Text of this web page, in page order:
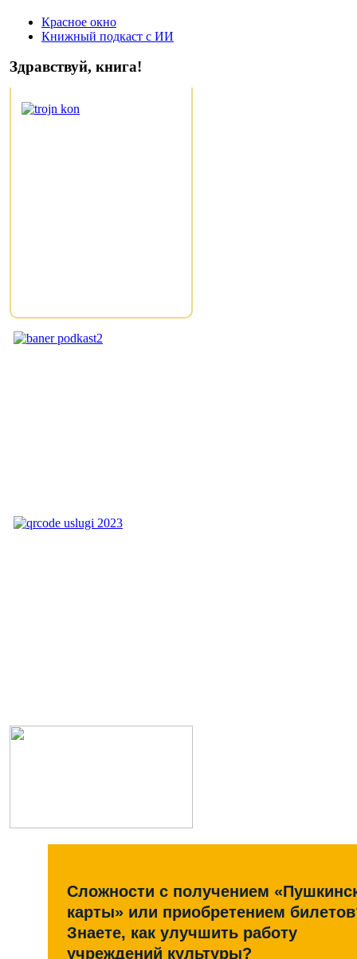
Красное окно
Книжный подкаст с ИИ
Здравствуй, книга!
Сложности с получением
карты» или приобретением
Знаете, как улучшить работу
учреждений культуры?